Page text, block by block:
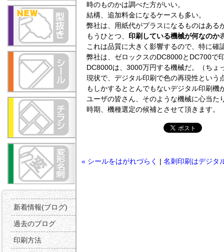
新着情報(ブログ)
過去のブログ
印刷方法
時のものかは調べた方がいい。
結構、追加料金になるケースも多い。
弊社は、用紙代がプラスになるものはある
もうひとつ、 印刷している機械が何なのか
これは品質に大きく影響するので、特に確
弊社は、ゼロックスのDC8000とDC700で
DC8000は、3000万円する機械だ。（ちょ
現状で、デジタル印刷で色の再現性という
もしかするととんでもないデジタル印刷機
ユーザの皆さん、そのような機械に心当た
時期、機種選定の候補とさせて頂きます。
« シールをはがれづらく | 名刺印刷はデジタ